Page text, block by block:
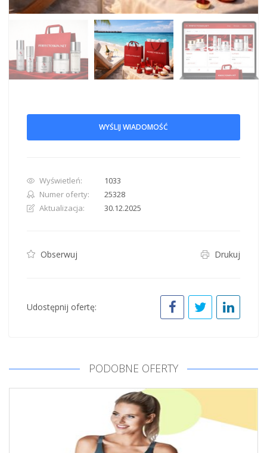
WYŚLIJ WIADOMOŚĆ
Wyświetleń:
1033
Numer oferty:
25328
Aktualizacja:
30.12.2025
Obserwuj Drukuj
Udostępnij ofertę:
PODOBNE OFERTY